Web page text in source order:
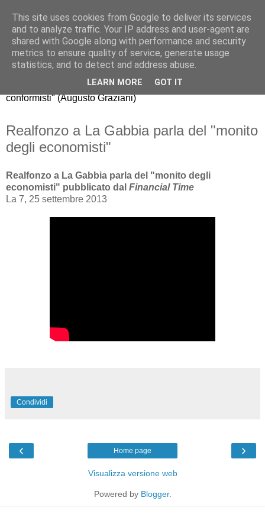
Riccardo Realfonzo
"dissento da quello che gli economisti americani chiamano
mainstream, il comune modo di pensare della maggioranza.
La nuova generazione di economisti, purtroppo, è fatta di
conformisti" (Augusto Graziani)
Realfonzo a La Gabbia parla del "monito
degli economisti"
Realfonzo a La Gabbia parla del "monito degli
economisti" pubblicato dal Financial Time
La 7, 25 settembre 2013
Condividi
‹ ›
Home page
Visualizza versione web
Powered by Blogger.
This site uses cookies from Google to deliver its services
and to analyze traffic. Your IP address and user-agent are
shared with Google along with performance and security
metrics to ensure quality of service, generate usage
statistics, and to detect and address abuse.
LEARN MORE GOT IT